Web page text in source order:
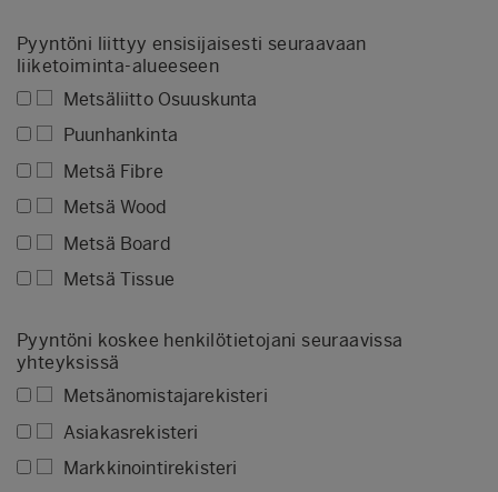
Pyyntöni liittyy ensisijaisesti seuraavaan
liiketoiminta-alueeseen
Metsäliitto Osuuskunta
Puunhankinta
Metsä Fibre
Metsä Wood
Metsä Board
Metsä Tissue
Pyyntöni koskee henkilötietojani seuraavissa
yhteyksissä
Metsänomistajarekisteri
Asiakasrekisteri
Markkinointirekisteri